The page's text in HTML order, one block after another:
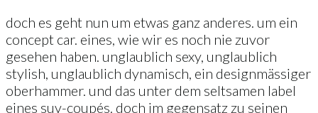
doch es geht nun um etwas ganz anderes. um ein
concept car. eines, wie wir es noch nie zuvor
gesehen haben. unglaublich sexy, unglaublich
stylish, unglaublich dynamisch, ein designmässiger
oberhammer. und das unter dem seltsamen label
eines suv-coupés. doch im gegensatz zu seinen